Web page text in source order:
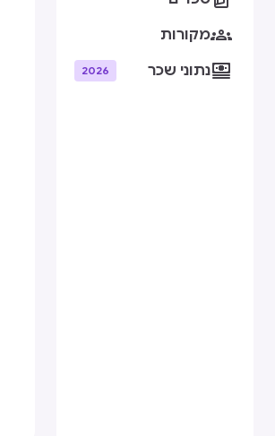
מקורות
נתוני שכר 2026